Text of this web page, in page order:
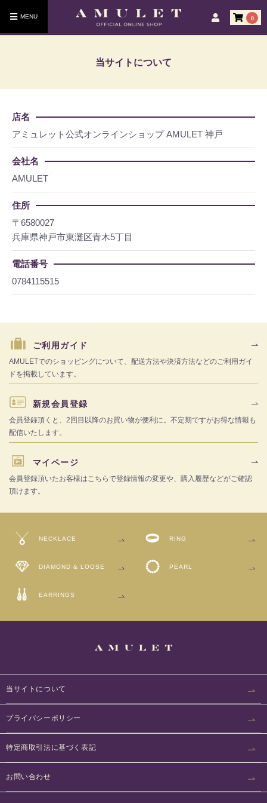
0
当サイトについて
店名
アミュレット公式オンラインショップ AMULET 神戸
会社名
AMULET
住所
〒6580027
兵庫県神戸市東灘区青木5丁目
電話番号
0784115515
ご利用ガイド
AMULETでのショッピングについて、配送方法や決済方法などのご利用ガイ
ドを掲載しています。
新規会員登録
会員登録頂くと、2回目以降のお買い物が便利に。不定期ですがお得な情報も
配信いたします。
マイページ
会員登録頂いたお客様はこちらで登録情報の変更や、購入履歴などがご確認
頂けます。
NECKLACE RING
DIAMOND & LOOSE PEARL
EARRINGS
当サイトについて
プライバシーポリシー
特定商取引法に基づく表記
お問い合わせ